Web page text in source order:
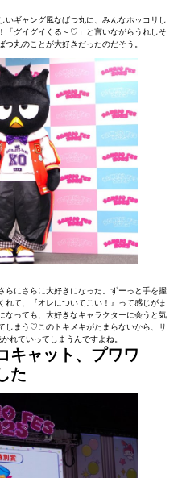
いギャング風なばつ丸に、みんなホッコリし
「グイグイくる～♡」と言いながらうれしそ
丸のことが大好きだったのだそう。
らにさらに大好きになった。ずーっと手を握
れて、『オレについてこい！』って感じがま
なっても、大好きなキャラクターに会うと気
しまう♡このトキメキがたまらないから、サ
れていってしまうんですよね。
キャット、プワワ
た